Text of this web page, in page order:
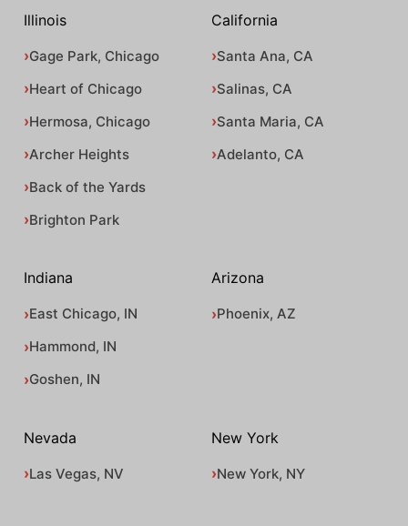
Illinois
Gage Park, Chicago
Heart of Chicago
Hermosa, Chicago
Archer Heights
Back of the Yards
Brighton Park
California
Santa Ana, CA
Salinas, CA
Santa Maria, CA
Adelanto, CA
Indiana
East Chicago, IN
Hammond, IN
Goshen, IN
Arizona
Phoenix, AZ
Nevada
Las Vegas, NV
New York
New York, NY